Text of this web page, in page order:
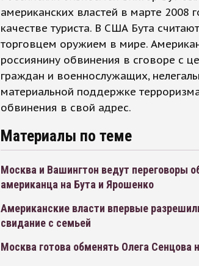
американских властей в марте 2008
качестве туриста. В США Бута
торговцем оружием в мире.
россиянину обвинения в сговоре с
граждан и военнослужащих,
материальной поддержке
обвинения в свой адрес.
Материалы по теме
Москва и Вашингтон ведут переговоры
американца на Бута и Ярошенко
Американские власти впервые
свидание с семьей
Москва готова обменять Олега